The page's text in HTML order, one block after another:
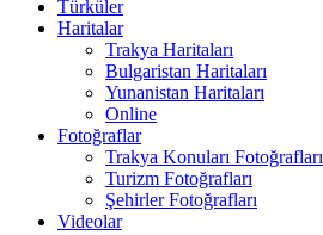
Türküler
Haritalar
Trakya Haritaları
Bulgaristan Haritaları
Yunanistan Haritaları
Online
Fotoğraflar
Trakya Konuları Fotoğrafları
Turizm Fotoğrafları
Şehirler Fotoğrafları
Videolar